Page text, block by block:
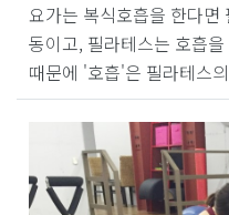
요가는 복식호흡을 한다면
동이고, 필라테스는 호흡
때문에 '호흡'은 필라테스